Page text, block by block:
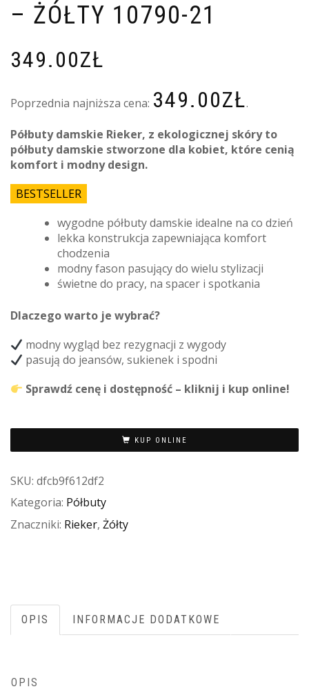
– ŻÓŁTY 10790-21
349.00ZŁ
Poprzednia najniższa cena: 349.00ZŁ.
Półbuty damskie Rieker, z ekologicznej skóry to
półbuty damskie stworzone dla kobiet, które cenią
komfort i modny design.
BESTSELLER
wygodne półbuty damskie idealne na co dzień
lekka konstrukcja zapewniająca komfort
chodzenia
modny fason pasujący do wielu stylizacji
świetne do pracy, na spacer i spotkania
Dlaczego warto je wybrać?
modny wygląd bez rezygnacji z wygody
pasują do jeansów, sukienek i spodni
Sprawdź cenę i dostępność – kliknij i kup online!
KUP ONLINE
SKU: dfcb9f612df2
Kategoria: Półbuty
Znaczniki: Rieker, Żółty
OPIS INFORMACJE DODATKOWE
OPIS